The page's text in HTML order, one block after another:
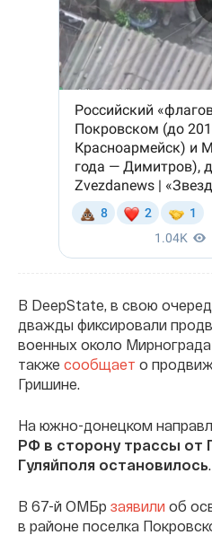
В DeepState, в свою
дважды фиксировали
военных около
также сообщает о
Гришине.
На южно-донецком
РФ в сторону трассы от
Гуляйполя остановилось.
В 67-й ОМБр заявили об
в районе поселка